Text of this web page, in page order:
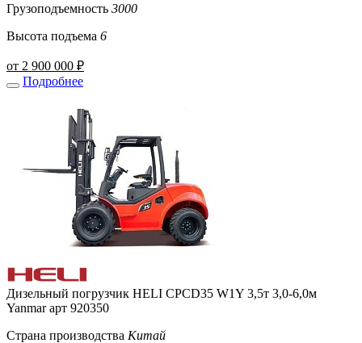
Грузоподъемность 3000
Высота подъема 6
от 2 900 000 ₽
Подробнее
Дизельный погрузчик HELI CPCD35 W1Y 3,5т 3,0-6,0м
Yanmar арт 920350
Страна производства Китай